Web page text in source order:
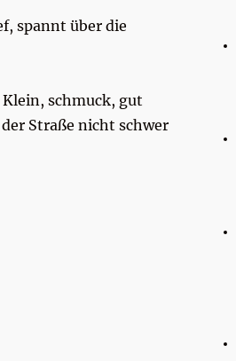
spannt über die
schmuck, gut
Straße nicht schwer